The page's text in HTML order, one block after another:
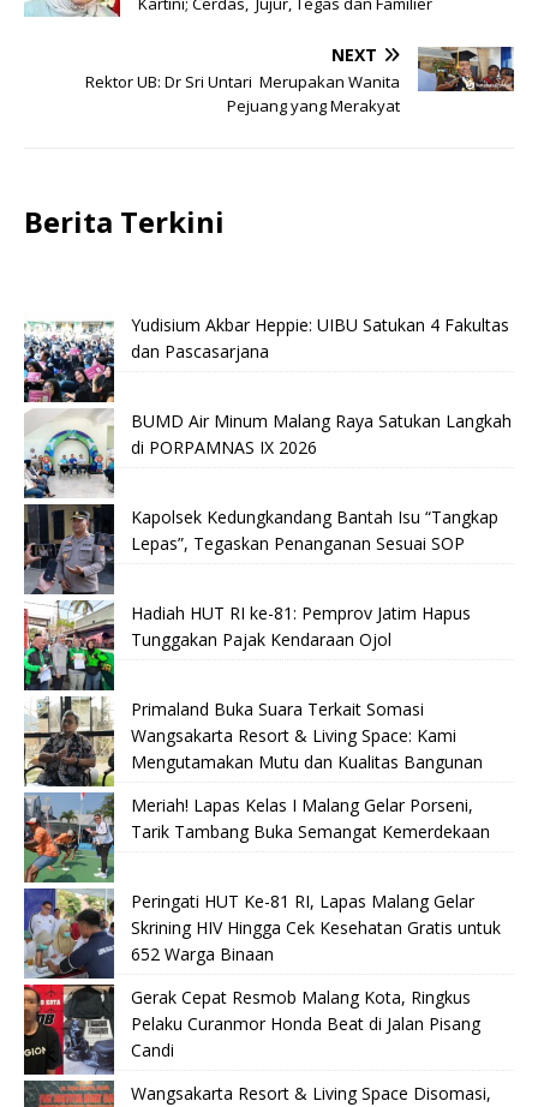
NEXT
Rektor UB: Dr Sri Untari Merupakan Wanita
Pejuang yang Merakyat
Berita Terkini
Yudisium Akbar Heppie: UIBU Satukan 4 Fakultas
dan Pascasarjana
BUMD Air Minum Malang Raya Satukan Langkah
di PORPAMNAS IX 2026
Kapolsek Kedungkandang Bantah Isu “Tangkap
Lepas”, Tegaskan Penanganan Sesuai SOP
Hadiah HUT RI ke-81: Pemprov Jatim Hapus
Tunggakan Pajak Kendaraan Ojol
Primaland Buka Suara Terkait Somasi
Wangsakarta Resort & Living Space: Kami
Mengutamakan Mutu dan Kualitas Bangunan
Meriah! Lapas Kelas I Malang Gelar Porseni,
Tarik Tambang Buka Semangat Kemerdekaan
Peringati HUT Ke-81 RI, Lapas Malang Gelar
Skrining HIV Hingga Cek Kesehatan Gratis untuk
652 Warga Binaan
Gerak Cepat Resmob Malang Kota, Ringkus
Pelaku Curanmor Honda Beat di Jalan Pisang
Candi
Wangsakarta Resort & Living Space Disomasi,